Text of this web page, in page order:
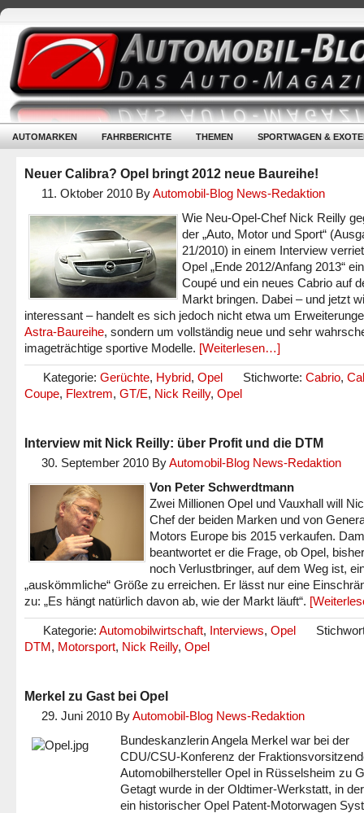
AUTOMARKEN FAHRBERICHTE THEMEN SPORTWAGEN &
Neuer Calibra? Opel bringt 2012 neue Baureihe!
11. Oktober 2010 ByAutomobil-Blog News-Redaktion
Wie Neu-Opel-Chef Nick Reilly
der „Auto, Motor und Sport“
21/2010) in einem Interview
Opel „Ende 2012/Anfang 2013“
Coupé und ein neues Cabrio auf
Markt bringen. Dabei – und jetzt
interessant – handelt es sich jedoch nicht etwa um
Astra-Baureihe, sondern um vollständig neue und sehr
imageträchtige sportive Modelle. [Weiterlesen…]
Kategorie: Gerüchte, Hybrid, Opel Stichworte: Cabrio,
Coupe, Flextrem, GT/E, Nick Reilly, Opel
Interview mit Nick Reilly: über Profit und die DTM
30. September 2010 ByAutomobil-Blog News-Redaktion
Von Peter Schwerdtmann
Zwei Millionen Opel und Vauxhall will
Chef der beiden Marken und von
Motors Europe bis 2015 verkaufen.
beantwortet er die Frage, ob Opel,
noch Verlustbringer, auf dem Weg ist,
„auskömmliche“ Größe zu erreichen. Er lässt nur eine
zu: „Es hängt natürlich davon ab, wie der Markt läuft“.
Kategorie: Automobilwirtschaft, Interviews, Opel
DTM, Motorsport, Nick Reilly, Opel
Merkel zu Gast bei Opel
29. Juni 2010 ByAutomobil-Blog News-Redaktion
Bundeskanzlerin Angela Merkel war bei der
CDU/CSU-Konferenz der
Automobilhersteller Opel in Rüsselsheim zu
Getagt wurde in der Oldtimer-Werkstatt, in
ein historischer Opel Patent-Motorwagen